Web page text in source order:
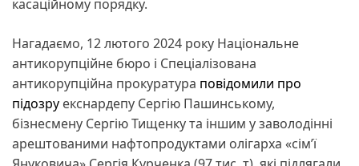
касаційному порядку.
Нагадаємо, 12 лютого 2024 року Національне
антикорупційне бюро і Спеціалізована
антикорупційна прокуратура повідомили про
підозру екснардепу Сергію Пашинському,
бізнесмену Сергію Тищенку та іншим у заволодінні
арештованими нафтопродуктами олігарха «сім’ї